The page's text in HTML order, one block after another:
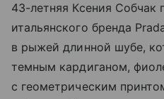
43-летняя Ксения Собчак
итальянского бренда
в рыжей длинной шубе,
темным кардиганом,
с геометрическим